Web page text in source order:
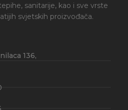
sanitarije, kao i sve vrste
svjetskih proizvođača.
136,